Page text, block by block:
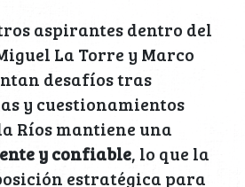
aspirantes dentro del
La Torre y Marco
desafíos tras
y cuestionamientos
Ríos mantiene una
y confiable, lo que la
estratégica para